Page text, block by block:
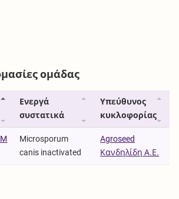
ομάδας
Ενεργά
συστατικά
Υπεύθυνος
κυκλοφορίας
Microsporum
canis inactivated
Agroseed
Κανδηλίδη Α.Ε.